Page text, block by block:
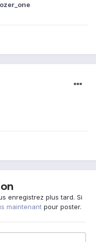
enregistrez plus tard. Si
maintenant pour poster.